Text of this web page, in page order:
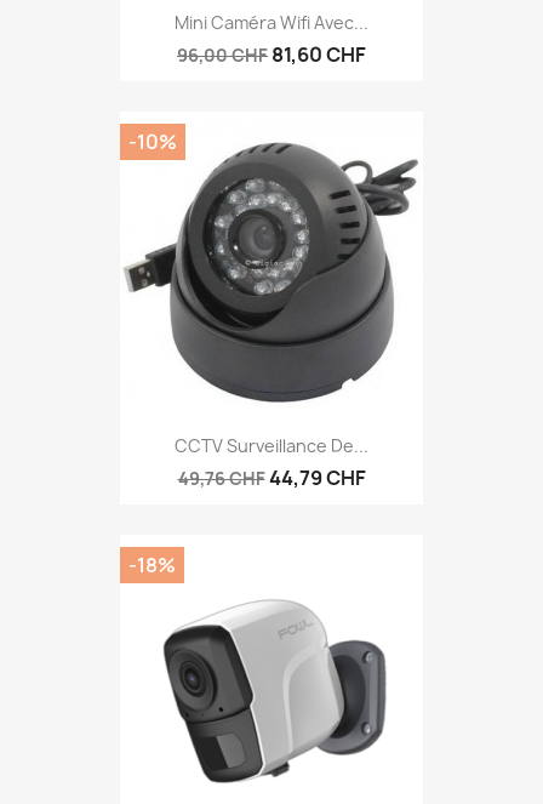
Mini Caméra Wifi Avec...
96,00 CHF 81,60 CHF
CCTV Surveillance De...
49,76 CHF44,79 CHF
-10%
-18%